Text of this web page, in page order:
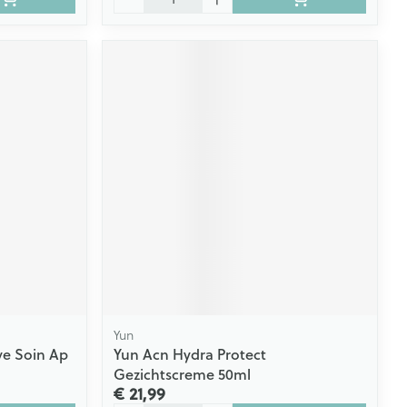
Soin Ap
Yun
Yun Acn Hydra Protect
Gezichtscreme 50ml
€ 21,99